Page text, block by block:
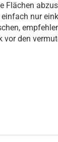
Flächen
nur
den